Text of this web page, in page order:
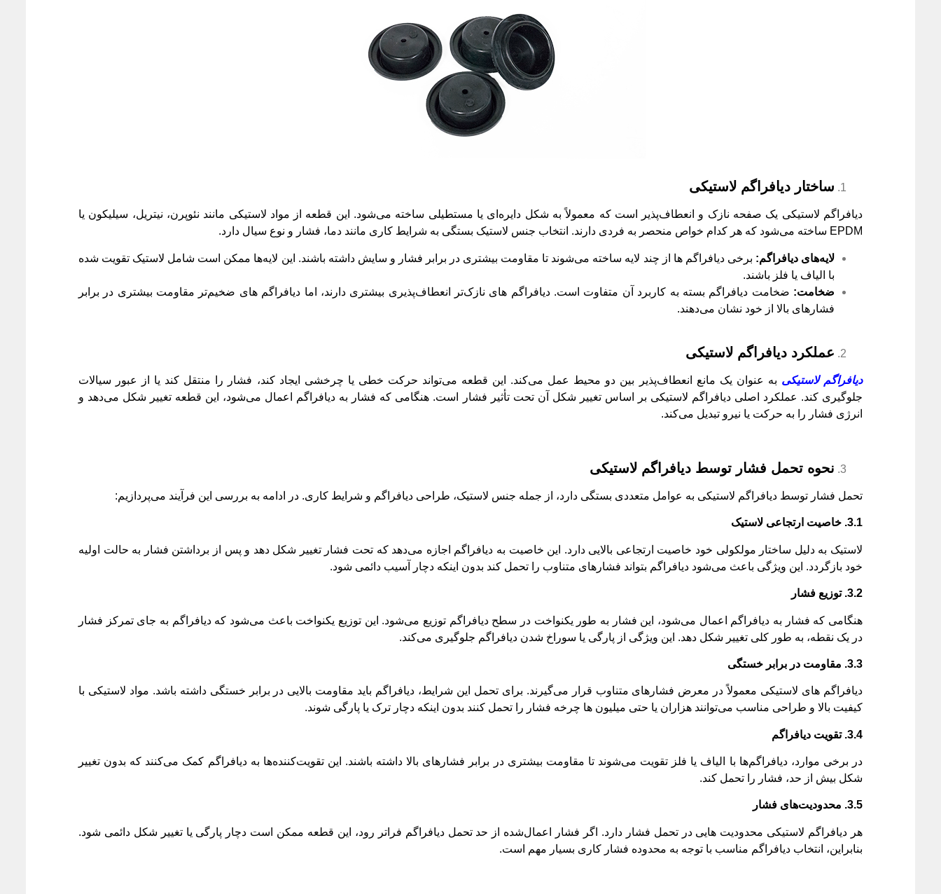
ساختار دیافراگم لاستیکی
دیافراگم لاستیکی یک صفحه نازک و انعطاف‌پذیر است که معمولاً به شکل دایره‌ای یا مستطیلی ساخته می‌شود. این قطعه از مواد لاستیکی مانند نئوپرن، نیتریل، سیلیکون یا
EPDM ساخته می‌شود که هر کدام خواص منحصر به فردی دارند. انتخاب جنس لاستیک بستگی به شرایط کاری مانند دما، فشار و نوع سیال دارد.
لایه‌های دیافراگم: برخی دیافراگم ‌ها از چند لایه ساخته می‌شوند تا مقاومت بیشتری در برابر فشار و سایش داشته باشند. این لایه‌ها ممکن است شامل لاستیک تقویت‌ شده
با الیاف یا فلز باشند.
ضخامت: ضخامت دیافراگم بسته به کاربرد آن متفاوت است. دیافراگم‌ های نازک‌تر انعطاف‌پذیری بیشتری دارند، اما دیافراگم‌ های ضخیم‌تر مقاومت بیشتری در برابر
فشارهای بالا از خود نشان می‌دهند.
عملکرد دیافراگم لاستیکی
دیافراگم لاستیکی به عنوان یک مانع انعطاف‌پذیر بین دو محیط عمل می‌کند. این قطعه می‌تواند حرکت خطی یا چرخشی ایجاد کند، فشار را منتقل کند یا از عبور سیالات
جلوگیری کند. عملکرد اصلی دیافراگم لاستیکی بر اساس تغییر شکل آن تحت تأثیر فشار است. هنگامی که فشار به دیافراگم اعمال می‌شود، این قطعه تغییر شکل می‌دهد و
انرژی فشار را به حرکت یا نیرو تبدیل می‌کند.
نحوه تحمل فشار توسط دیافراگم لاستیکی
تحمل فشار توسط دیافراگم لاستیکی به عوامل متعددی بستگی دارد، از جمله جنس لاستیک، طراحی دیافراگم و شرایط کاری. در ادامه به بررسی این فرآیند می‌پردازیم:
3.1. خاصیت ارتجاعی لاستیک
لاستیک به دلیل ساختار مولکولی خود خاصیت ارتجاعی بالایی دارد. این خاصیت به دیافراگم اجازه می‌دهد که تحت فشار تغییر شکل دهد و پس از برداشتن فشار به حالت اولیه
خود بازگردد. این ویژگی باعث می‌شود دیافراگم بتواند فشارهای متناوب را تحمل کند بدون اینکه دچار آسیب دائمی شود.
3.2. توزیع فشار
هنگامی که فشار به دیافراگم اعمال می‌شود، این فشار به طور یکنواخت در سطح دیافراگم توزیع می‌شود. این توزیع یکنواخت باعث می‌شود که دیافراگم به جای تمرکز فشار
در یک نقطه، به طور کلی تغییر شکل دهد. این ویژگی از پارگی یا سوراخ شدن دیافراگم جلوگیری می‌کند.
3.3. مقاومت در برابر خستگی
دیافراگم ‌های لاستیکی معمولاً در معرض فشارهای متناوب قرار می‌گیرند. برای تحمل این شرایط، دیافراگم باید مقاومت بالایی در برابر خستگی داشته باشد. مواد لاستیکی با
کیفیت بالا و طراحی مناسب می‌توانند هزاران یا حتی میلیون ‌ها چرخه فشار را تحمل کنند بدون اینکه دچار ترک یا پارگی شوند.
3.4. تقویت دیافراگم
در برخی موارد، دیافراگم‌ها با الیاف یا فلز تقویت می‌شوند تا مقاومت بیشتری در برابر فشارهای بالا داشته باشند. این تقویت‌کننده‌ها به دیافراگم کمک می‌کنند که بدون تغییر
شکل بیش از حد، فشار را تحمل کند.
3.5. محدودیت‌های فشار
هر دیافراگم لاستیکی محدودیت ‌هایی در تحمل فشار دارد. اگر فشار اعمال‌شده از حد تحمل دیافراگم فراتر رود، این قطعه ممکن است دچار پارگی یا تغییر شکل دائمی شود.
بنابراین، انتخاب دیافراگم مناسب با توجه به محدوده فشار کاری بسیار مهم است.